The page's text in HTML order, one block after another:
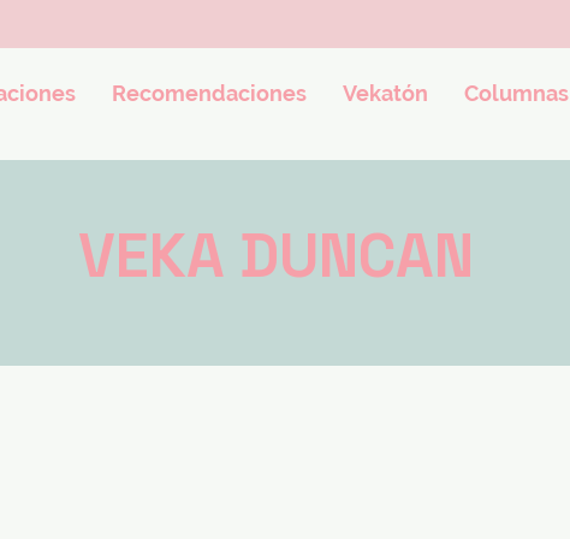
Recomendaciones Vekatón Columnas
VEKA DUNCAN